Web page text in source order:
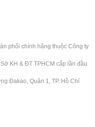
phối chính hãng thuộc Công ty
KH & ĐT TPHCM cấp lần đầu
Đakao, Quận 1, TP. Hồ Chí